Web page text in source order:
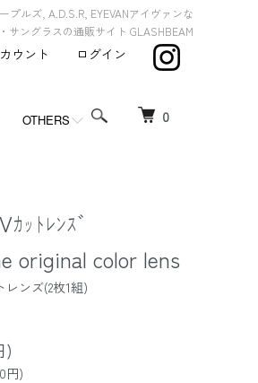
プルズ, A.D.S.R, EYEVANアイヴァンな
サングラスの通販サイト GLASHBEAM
0
OTHERS
ウント ログイン
ｯﾄﾚﾝｽﾞ
original color lens
ンズ(2枚1組)
)
円)